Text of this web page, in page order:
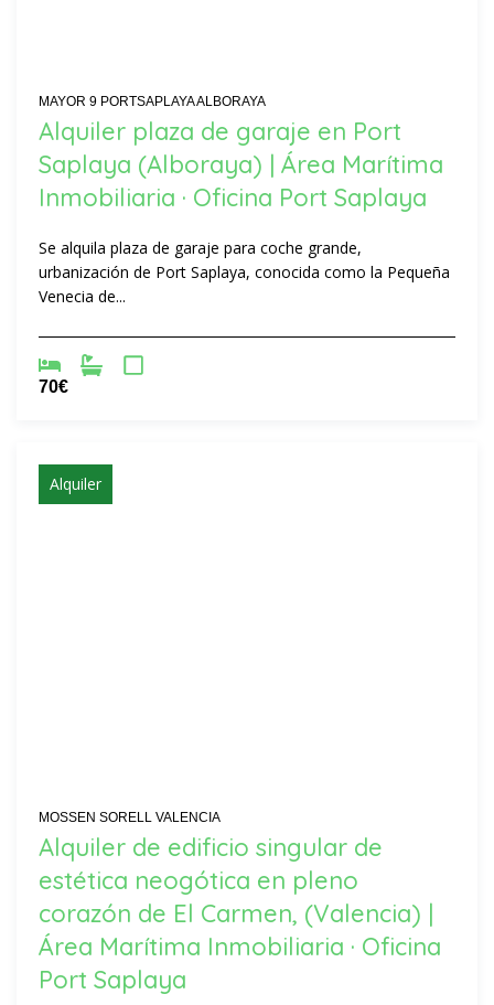
MAYOR 9 PORTSAPLAYA ALBORAYA
Alquiler plaza de garaje en Port
Saplaya (Alboraya) | Área Marítima
Inmobiliaria · Oficina Port Saplaya
Se alquila plaza de garaje para coche grande,
urbanización de Port Saplaya, conocida como la Pequeña
Venecia de...
70€
Alquiler
MOSSEN SORELL VALENCIA
Alquiler de edificio singular de
estética neogótica en pleno
corazón de El Carmen, (Valencia) |
Área Marítima Inmobiliaria · Oficina
Port Saplaya